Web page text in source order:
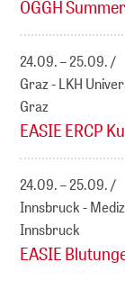
ÖGGH
24.09. – 25.09.
Graz - LKH
Graz
EASIE ERCP
24.09. – 25.09.
Innsbruck -
Innsbruck
EASIE